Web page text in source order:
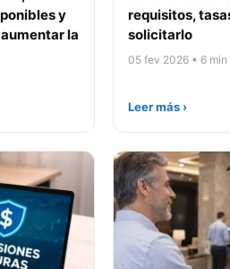
y
la
requisitos,
solicitarlo
05 fev 2026 • 6 min
Leer más ›